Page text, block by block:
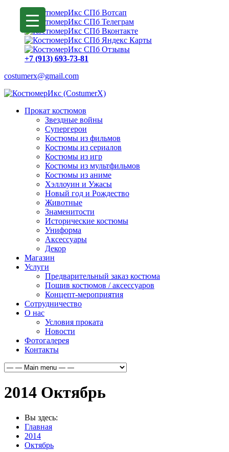
+7 (913) 693-73-81
costumerx@gmail.com
Прокат костюмов
Звездные войны
Супергерои
Костюмы из фильмов
Костюмы из сериалов
Костюмы из игр
Костюмы из мультфильмов
Костюмы из аниме
Хэллоуин и Ужасы
Новый год и Рождество
Животные
Знаменитости
Исторические костюмы
Униформа
Аксессуары
Декор
Магазин
Услуги
Предварительный заказ костюма
Пошив костюмов / аксессуаров
Концепт-мероприятия
Сотрудничество
О нас
Условия проката
Новости
Фотогалерея
Контакты
2014 Октябрь
Вы здесь:
Главная
2014
Октябрь